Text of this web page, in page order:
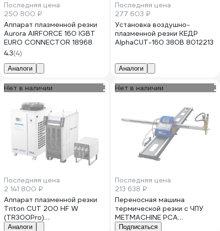
Последняя цена
250 800 ₽
Аппарат плазменной резки
Aurora AIRFORCE 160 IGBT
EURO CONNECTOR 18968
4.3(4)
Аналоги
Последняя цена
277 603 ₽
Установка воздушно-
плазменной резки КЕДР
AlphaCUT-160 380В 8012213
Аналоги
Нет в наличии
Последняя цена
2 141 800 ₽
Аппарат плазменной резки
Triton CUT 200 HF W
(TR300Pro)
TCT200HFWTR200Pro
Аналоги
Нет в наличии
Последняя цена
213 638 ₽
Переносная машина
термической резки с ЧПУ
METMACHINE PCA
1500x3000 00000001628
Подписаться